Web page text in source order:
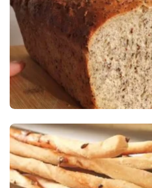
Comer Bem: Pão Low
Comer Bem: Palitinhos De